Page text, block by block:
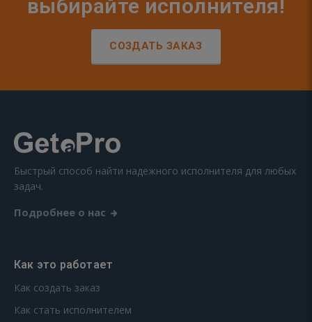
выбирайте исполнителя!
СОЗДАТЬ ЗАКАЗ
Быстрый способ найти надежного исполнителя для любых
задач.
Подробнее о нас
Как это работает
Как создать заказ
Как стать исполнителем